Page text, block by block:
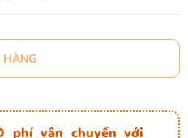
HÀNG
phí vận chuyển với